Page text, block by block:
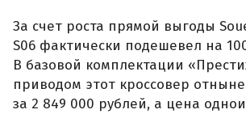
За счет роста прямой выгоды
S06 фактически подешевел на
В базовой комплектации
приводом этот кроссовер
за 2 849 000 рублей, а цена